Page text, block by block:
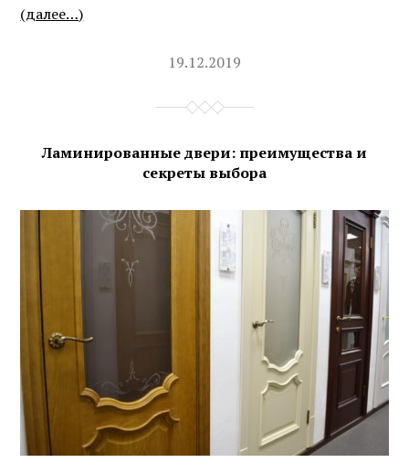
(далее…)
19.12.2019
Ламинированные двери: преимущества и
секреты выбора